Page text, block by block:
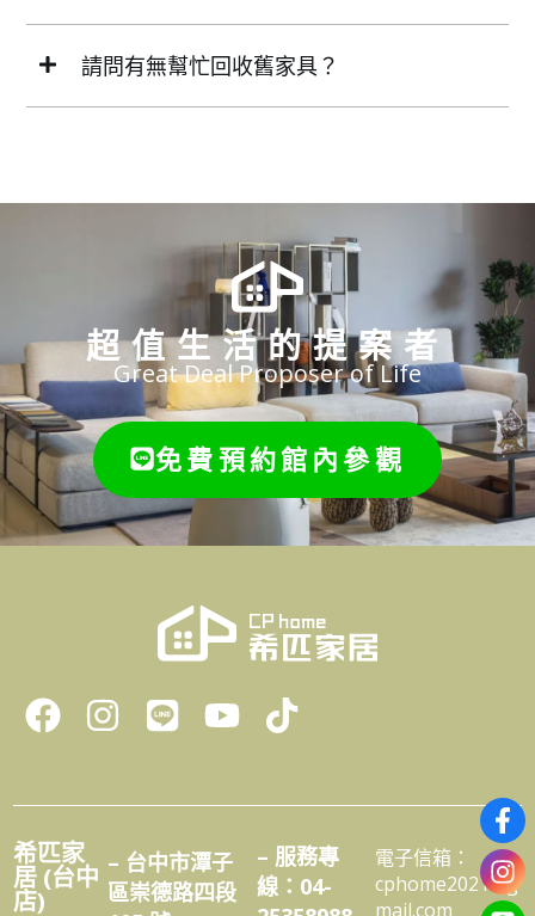
請問有無幫忙回收舊家具？
超值生活的提案者
Great Deal Proposer of Life
免費預約館內參觀
希匹家
居 (台中
店)
– 台中市潭子
區崇德路四段
– 服務專
線：04-
電子信箱：
cphome2021@g
mail.com